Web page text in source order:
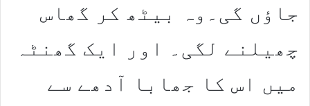
جاؤں گی۔وہ بیٹھ کر گھاس
چھیلنے لگی۔ اور ایک گھنٹہ
میں اس کا جھابا آدھے سے